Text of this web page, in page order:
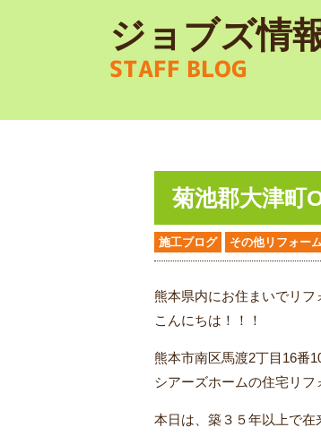
ジョブズ情
STAFF BLOG
菊池郡大津町
施工ブログ その他リフォー
熊本県内にお住まいでリフ
こんにちは！！！
熊本市南区馬渡2丁目16番
シアーズホームの住宅リ
本日は、築３５年以上で在